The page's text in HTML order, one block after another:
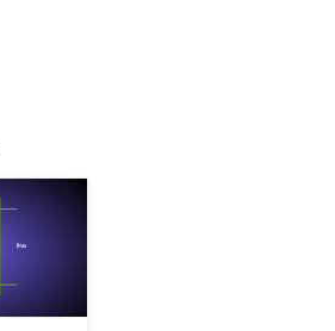
り LLM の脆弱性を防ぐ: 導入編